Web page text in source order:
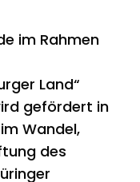
im Rahmen
Land“
gefördert in
Wandel,
des